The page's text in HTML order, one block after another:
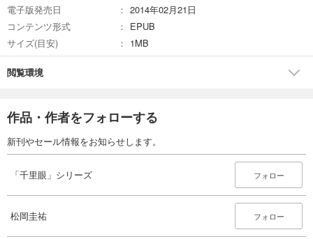
電子版発売日
2014年02月21日
コンテンツ形式
EPUB
サイズ(目安)
1MB
閲覧環境
作品・作者をフォローする
新刊やセール情報をお知らせします。
「千里眼」シリーズ フォロー
松岡圭祐 フォロー